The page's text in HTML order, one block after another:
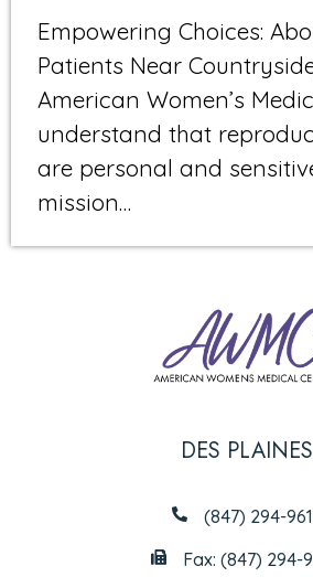
Empowering Choices:
Patients Near
American Women’s
understand that
are personal and
mission…
DES PLAINES
(847) 294-
Fax: (847) 294-